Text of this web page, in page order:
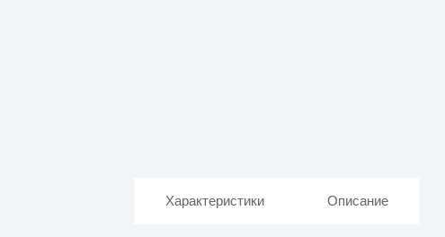
Характеристики Описание